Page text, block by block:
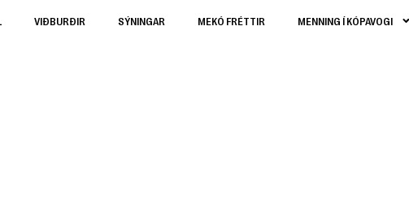
VIÐBURÐIR SÝNINGAR MEKÓ FRÉTTIR MENNING Í KÓPAVOGI